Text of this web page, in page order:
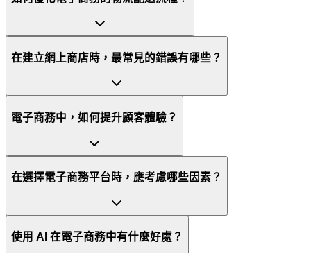
在建立網上商店時，最常見的錯誤有哪些？
電子商務中，如何提升顧客體驗？
在選擇電子商務平台時，應考慮哪些因素？
使用 AI 在電子商務中有什麼好處？